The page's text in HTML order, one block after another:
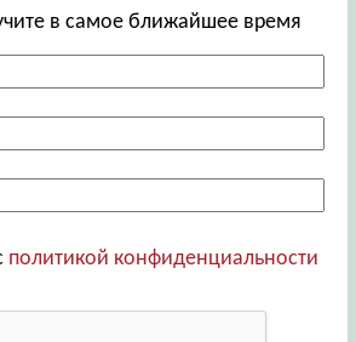
в самое ближайшее время
политикой конфиденциальности